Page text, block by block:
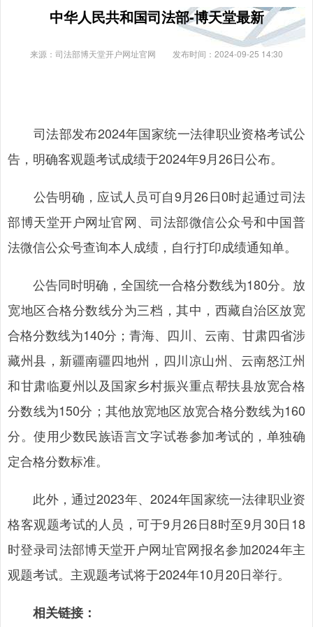
中华人民共和国司法部-博天堂最新
来源：司法部博天堂开户网址官网 发布时间：2024-09-25 14:30
司法部发布2024年国家统一法律职业资格考试公
告，明确客观题考试成绩于2024年9月26日公布。
公告明确，应试人员可自9月26日0时起通过司法
部博天堂开户网址官网、司法部微信公众号和中国普
法微信公众号查询本人成绩，自行打印成绩通知单。
公告同时明确，全国统一合格分数线为180分。放
宽地区合格分数线分为三档，其中，西藏自治区放宽
合格分数线为140分；青海、四川、云南、甘肃四省涉
藏州县，新疆南疆四地州，四川凉山州、云南怒江州
和甘肃临夏州以及国家乡村振兴重点帮扶县放宽合格
分数线为150分；其他放宽地区放宽合格分数线为160
分。使用少数民族语言文字试卷参加考试的，单独确
定合格分数标准。
此外，通过2023年、2024年国家统一法律职业资
格客观题考试的人员，可于9月26日8时至9月30日18
时登录司法部博天堂开户网址官网报名参加2024年主
观题考试。主观题考试将于2024年10月20日举行。
相关链接：